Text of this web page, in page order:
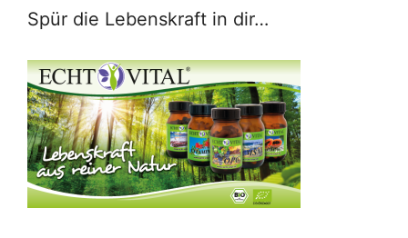
Spür die Lebenskraft in dir…